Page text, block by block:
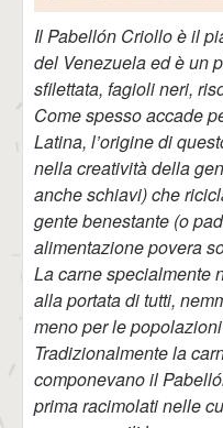
Il Pabellón Criollo è il
del Venezuela ed è un
sfilettata, fagioli neri,
Come spesso accade
Latina, l’origine di
nella creatività della
anche schiavi) che
gente benestante (o
alimentazione povera
La carne specialmente
alla portata di tutti,
meno per le
Tradizionalmente la
componevano il
prima racimolati nelle